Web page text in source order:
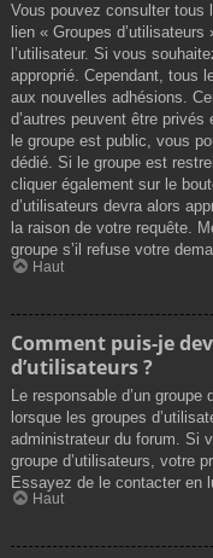
Vous pouvez consulter tous
lien « Groupes
l’utilisateur. Si vous
approprié. Cependant, tous
aux nouvelles adhésions.
d’autres peuvent être
le groupe est public, vous
dédié. Si le groupe est
cliquer également sur le
d’utilisateurs devra alors
la raison de votre requête.
groupe s’il refuse votre
Haut
Comment puis-je
d’utilisateurs ?
Le responsable d’un
lorsque les groupes
administrateur du forum. Si
groupe d’utilisateurs, votre
Essayez de le contacter en
Haut